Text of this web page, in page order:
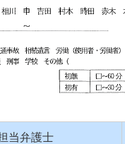
当弁護士